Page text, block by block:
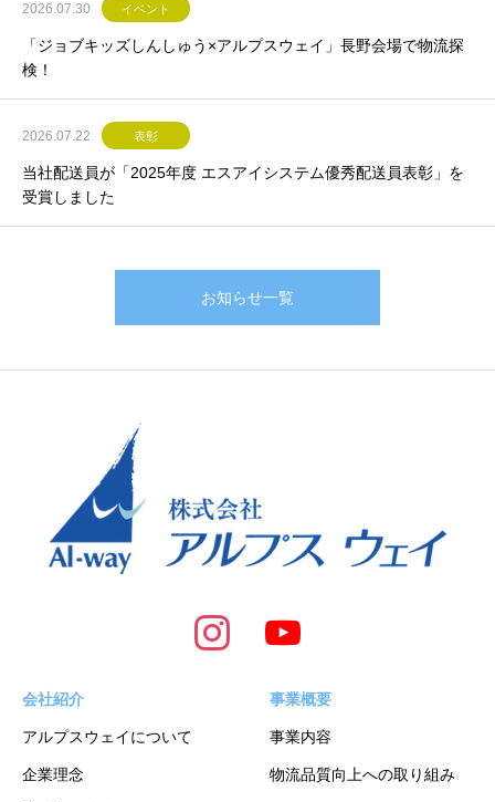
2026.07.30 イベント
「ジョブキッズしんしゅう×アルプスウェイ」長野会場で物流探
検！
2026.07.22 表彰
当社配送員が「2025年度 エスアイシステム優秀配送員表彰」を
受賞しました
お知らせ一覧
会社紹介
アルプスウェイについて
企業理念
事業概要
事業内容
物流品質向上への取り組み